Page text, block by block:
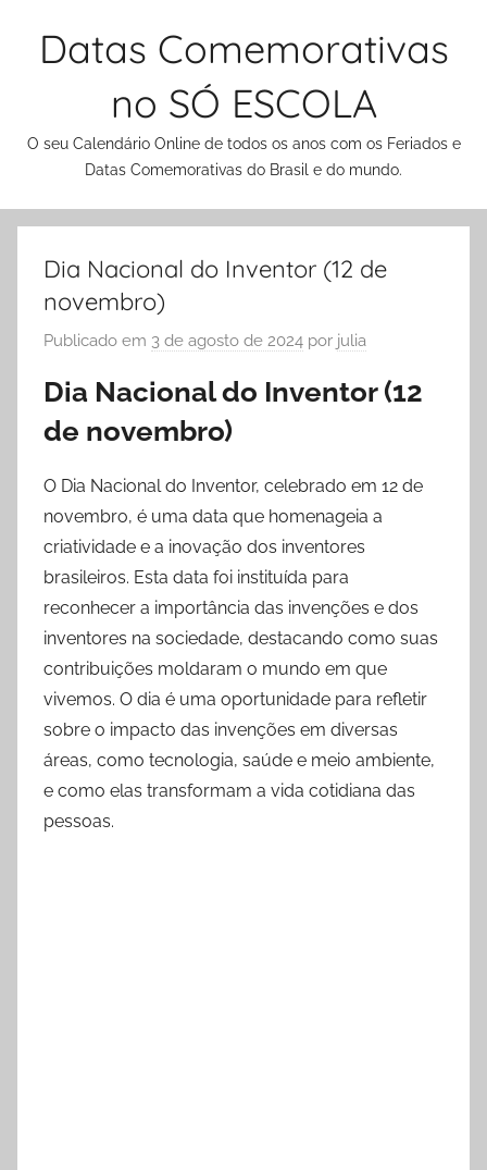
Datas Comemorativas
no SÓ ESCOLA
O seu Calendário Online de todos os anos com os Feriados e
Datas Comemorativas do Brasil e do mundo.
Dia Nacional do Inventor (12 de
novembro)
Publicado em 3 de agosto de 2024 por julia
Dia Nacional do Inventor (12
de novembro)
O Dia Nacional do Inventor, celebrado em 12 de
novembro, é uma data que homenageia a
criatividade e a inovação dos inventores
brasileiros. Esta data foi instituída para
reconhecer a importância das invenções e dos
inventores na sociedade, destacando como suas
contribuições moldaram o mundo em que
vivemos. O dia é uma oportunidade para refletir
sobre o impacto das invenções em diversas
áreas, como tecnologia, saúde e meio ambiente,
e como elas transformam a vida cotidiana das
pessoas.